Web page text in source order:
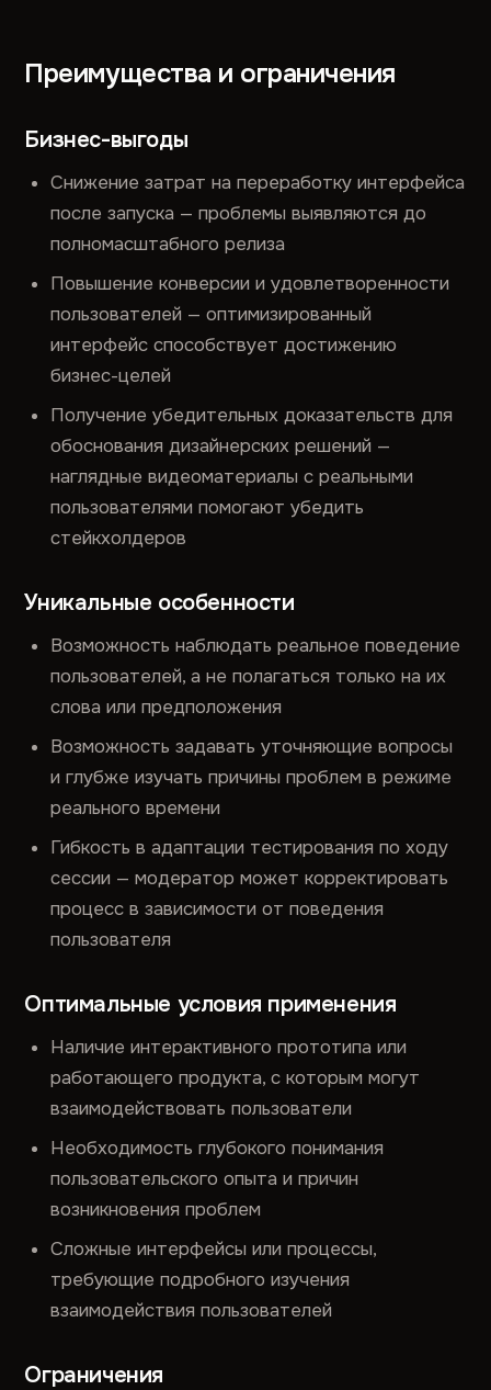
Преимущества и ограничения
Бизнес-выгоды
Снижение затрат на переработку интерфейса
после запуска — проблемы выявляются до
полномасштабного релиза
Повышение конверсии и удовлетворенности
пользователей — оптимизированный
интерфейс способствует достижению
бизнес-целей
Получение убедительных доказательств для
обоснования дизайнерских решений —
наглядные видеоматериалы с реальными
пользователями помогают убедить
стейкхолдеров
Уникальные особенности
Возможность наблюдать реальное поведение
пользователей, а не полагаться только на их
слова или предположения
Возможность задавать уточняющие вопросы
и глубже изучать причины проблем в режиме
реального времени
Гибкость в адаптации тестирования по ходу
сессии — модератор может корректировать
процесс в зависимости от поведения
пользователя
Оптимальные условия применения
Наличие интерактивного прототипа или
работающего продукта, с которым могут
взаимодействовать пользователи
Необходимость глубокого понимания
пользовательского опыта и причин
возникновения проблем
Сложные интерфейсы или процессы,
требующие подробного изучения
взаимодействия пользователей
Ограничения